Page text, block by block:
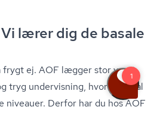
lærer dig de basale
frygt ej. AOF lægger stor vægt
tryg undervisning, hvor alle skal
niveauer. Derfor har du hos AOF